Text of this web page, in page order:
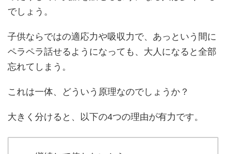
でしょう。
子供ならではの適応力や吸収力で、あっという間に
ペラペラ話せるようになっても、大人になると全部
忘れてしまう。
これは一体、どういう原理なのでしょうか？
大きく分けると、以下の4つの理由が有力です。